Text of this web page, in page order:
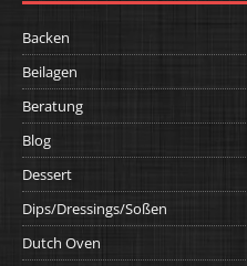
Backen
Beilagen
Beratung
Blog
Dessert
Dips/Dressings/Soßen
Dutch Oven